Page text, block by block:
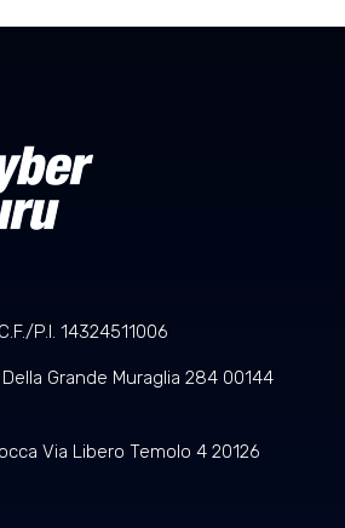
C.F./P.I. 14324511006
Grande Muraglia 284 00144
Via Libero Temolo 4 20126